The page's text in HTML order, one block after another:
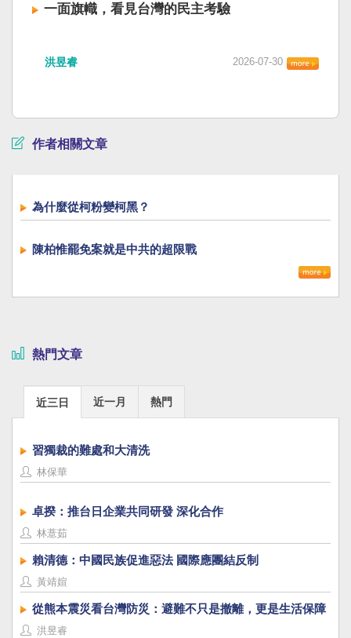
一面旗幟，看見台灣的民主考驗
洪昱睿 2026-07-30
作者相關文章
為什麼從柯粉變柯黑？
陳柏惟罷免案就是中共的超限戰
熱門文章
近三日 近一月 熱門
習獨裁的難處和大清洗
林保華
卓揆：推台日企業共同研發 深化合作
林薏茹
賴清德：中國民族促進惡法 國際應團結反制
黃靖媗
從熊本震災看台灣防災：避難不只是撤離，更是生活保障
洪昱睿